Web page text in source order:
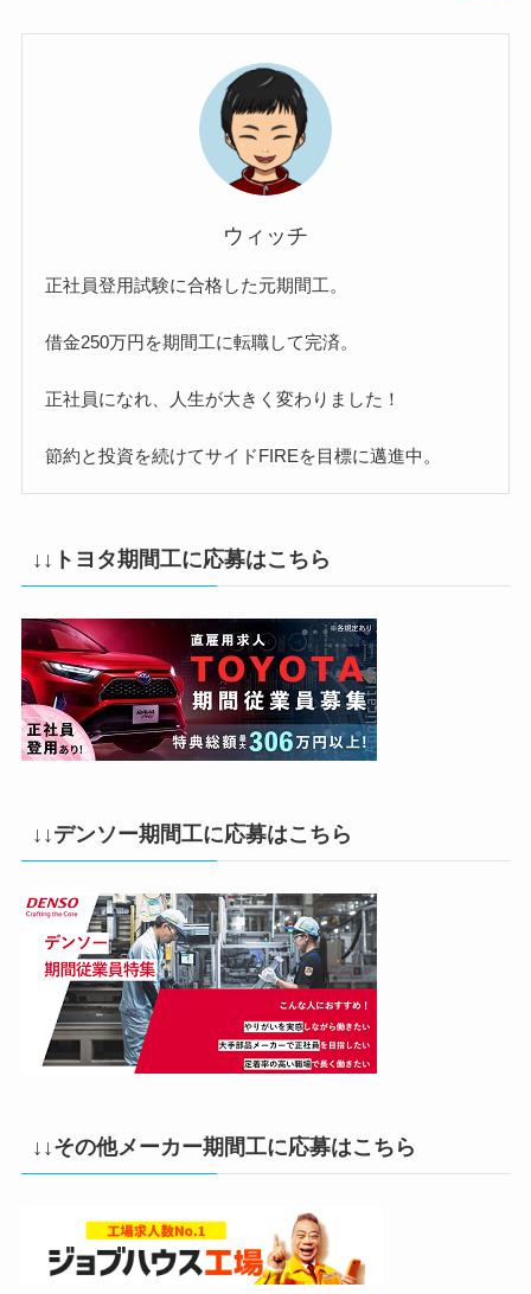
ウィッチ
正社員登用試験に合格した元期間工。
借金250万円を期間工に転職して完済。
正社員になれ、人生が大きく変わりました！
節約と投資を続けてサイドFIREを目標に邁進中。
↓↓トヨタ期間工に応募はこちら
↓↓デンソー期間工に応募はこちら
↓↓その他メーカー期間工に応募はこちら